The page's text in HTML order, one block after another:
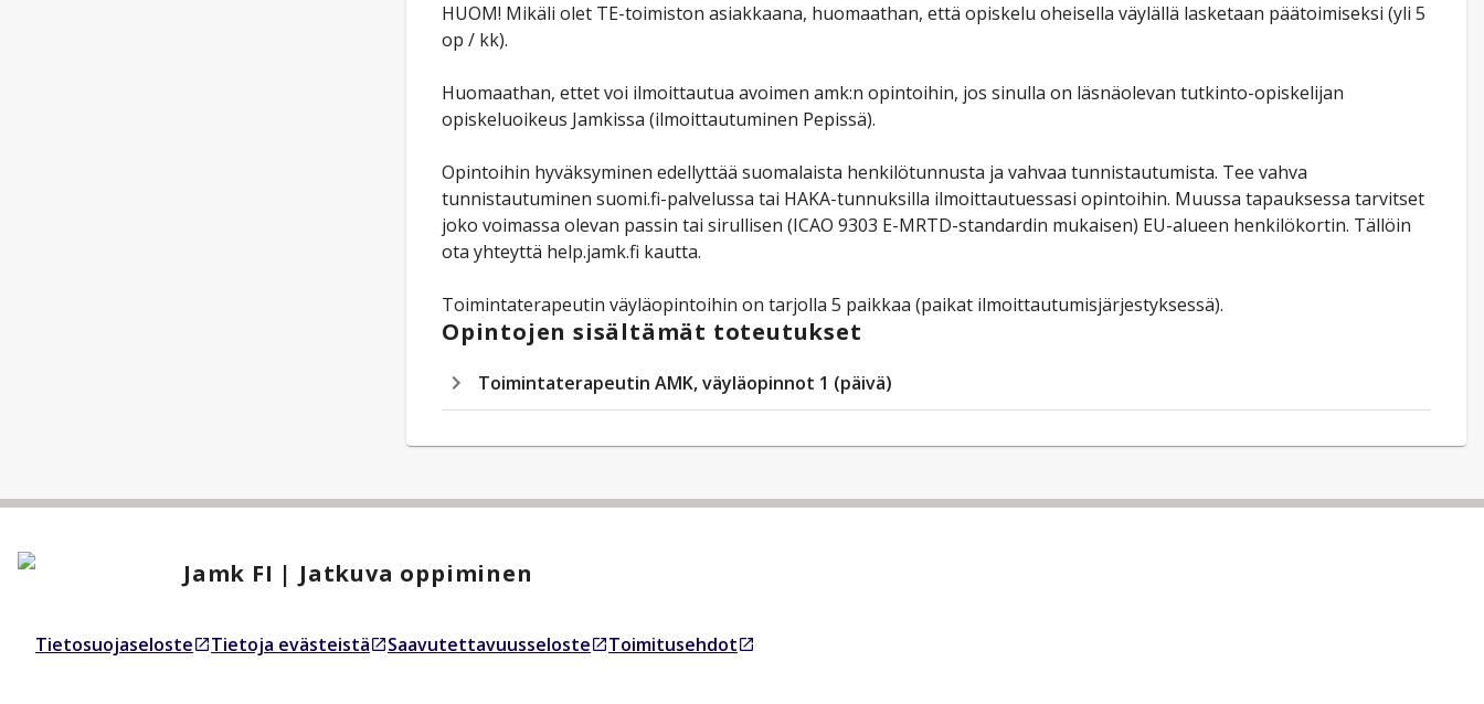
HUOM! Mikäli olet TE-toimiston asiakkaana, huomaathan, että opiskelu oheisella väylällä lasketaan päätoimiseksi (yli 5
op / kk).
Huomaathan, ettet voi ilmoittautua avoimen amk:n opintoihin, jos sinulla on läsnäolevan tutkinto-opiskelijan
opiskeluoikeus Jamkissa (ilmoittautuminen Pepissä).
Opintoihin hyväksyminen edellyttää suomalaista henkilötunnusta ja vahvaa tunnistautumista. Tee vahva
tunnistautuminen suomi.fi-palvelussa tai HAKA-tunnuksilla ilmoittautuessasi opintoihin. Muussa tapauksessa tarvitset
joko voimassa olevan passin tai sirullisen (ICAO 9303 E-MRTD-standardin mukaisen) EU-alueen henkilökortin. Tällöin
ota yhteyttä help.jamk.fi kautta.
Toimintaterapeutin väyläopintoihin on tarjolla 5 paikkaa (paikat ilmoittautumisjärjestyksessä).
Opintojen sisältämät toteutukset
Toimintaterapeutin AMK, väyläopinnot 1 (päivä)
Jamk FI | Jatkuva oppiminen
Tietosuojaseloste
Avautuu uudessa välilehdessä
Tietoja evästeistä
Avautuu uudessa välilehdessäSaavutettavuusseloste
Avautuu uudessa välilehdessäToimitusehdot
Avautuu uudessa välilehdessä